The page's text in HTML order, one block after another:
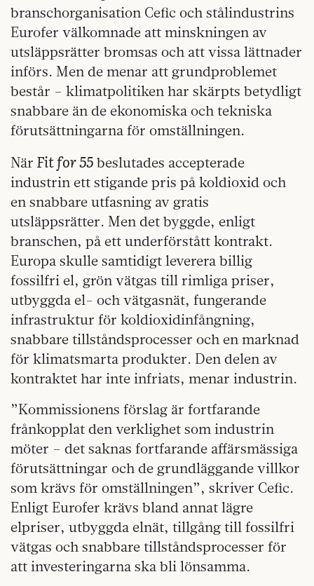
branschorganisation Cefic och stålindustrins
Eurofer välkomnade att minskningen av
utsläppsrätter bromsas och att vissa lättnader
införs. Men de menar att grundproblemet
består – klimatpolitiken har skärpts betydligt
snabbare än de ekonomiska och tekniska
förutsättningarna för omställningen.
När Fit for 55 beslutades accepterade
industrin ett stigande pris på koldioxid och
en snabbare utfasning av gratis
utsläppsrätter. Men det byggde, enligt
branschen, på ett underförstått kontrakt.
Europa skulle samtidigt leverera billig
fossilfri el, grön vätgas till rimliga priser,
utbyggda el- och vätgasnät, fungerande
infrastruktur för koldioxidinfångning,
snabbare tillståndsprocesser och en marknad
för klimatsmarta produkter. Den delen av
kontraktet har inte infriats, menar industrin.
”Kommissionens förslag är fortfarande
frånkopplat den verklighet som industrin
möter – det saknas fortfarande affärsmässiga
förutsättningar och de grundläggande villkor
som krävs för omställningen”, skriver Cefic.
Enligt Eurofer krävs bland annat lägre
elpriser, utbyggda elnät, tillgång till fossilfri
vätgas och snabbare tillståndsprocesser för
att investeringarna ska bli lönsamma.